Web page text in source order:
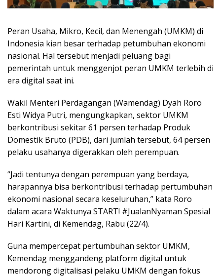
Peran Usaha, Mikro, Kecil, dan Menengah (UMKM) di
Indonesia kian besar terhadap petumbuhan ekonomi
nasional. Hal tersebut menjadi peluang bagi
pemerintah untuk menggenjot peran UMKM terlebih di
era digital saat ini.
Wakil Menteri Perdagangan (Wamendag) Dyah Roro
Esti Widya Putri, mengungkapkan, sektor UMKM
berkontribusi sekitar 61 persen terhadap Produk
Domestik Bruto (PDB), dari jumlah tersebut, 64 persen
pelaku usahanya digerakkan oleh perempuan.
“Jadi tentunya dengan perempuan yang berdaya,
harapannya bisa berkontribusi terhadap pertumbuhan
ekonomi nasional secara keseluruhan,” kata Roro
dalam acara Waktunya START! #JualanNyaman Spesial
Hari Kartini, di Kemendag, Rabu (22/4).
Guna mempercepat pertumbuhan sektor UMKM,
Kemendag menggandeng platform digital untuk
mendorong digitalisasi pelaku UMKM dengan fokus